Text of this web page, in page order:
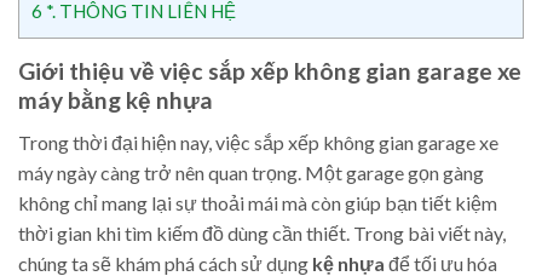
6 *. THÔNG TIN LIÊN HỆ
Giới thiệu về việc sắp xếp không gian garage xe
máy bằng kệ nhựa
Trong thời đại hiện nay, việc sắp xếp không gian garage xe
máy ngày càng trở nên quan trọng. Một garage gọn gàng
không chỉ mang lại sự thoải mái mà còn giúp bạn tiết kiệm
thời gian khi tìm kiếm đồ dùng cần thiết. Trong bài viết này,
chúng ta sẽ khám phá cách sử dụng kệ nhựa để tối ưu hóa